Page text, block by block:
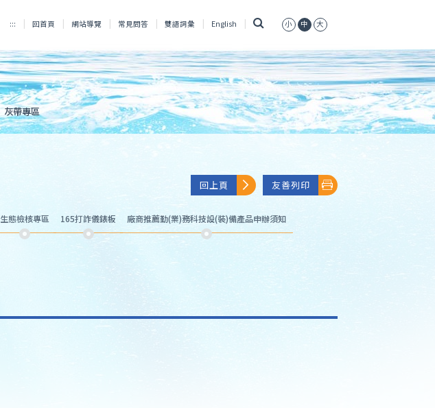
::: 回首頁 網站導覽 常見問答 雙語詞彙 English 小 中 大
灰帶專區
回上頁 友善列印
生態檢核專區 165打詐儀錶板 廠商推薦勤(業)務科技設(裝)備產品申辦須知